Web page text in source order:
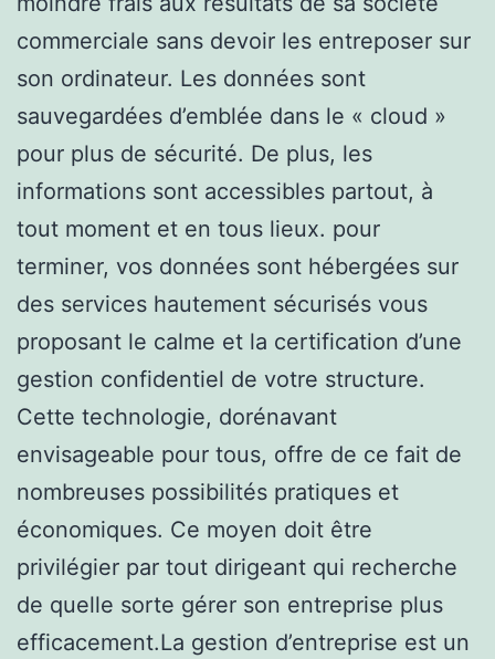
commerciale sans devoir les entreposer sur
son ordinateur. Les données sont
sauvegardées d’emblée dans le « cloud »
pour plus de sécurité. De plus, les
informations sont accessibles partout, à
tout moment et en tous lieux. pour
terminer, vos données sont hébergées sur
des services hautement sécurisés vous
proposant le calme et la certification d’une
gestion confidentiel de votre structure.
Cette technologie, dorénavant
envisageable pour tous, offre de ce fait de
nombreuses possibilités pratiques et
économiques. Ce moyen doit être
privilégier par tout dirigeant qui recherche
de quelle sorte gérer son entreprise plus
efficacement.La gestion d’entreprise est un